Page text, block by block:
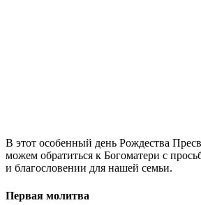
В этот особенный день Рождества
можем обратиться к Богоматери с
и благословении для нашей семьи.
Первая молитва